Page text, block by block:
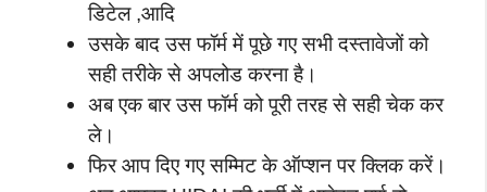
डिटेल ,आदि
उसके बाद उस फॉर्म में पूछे गए सभी दस्तावेजों को
सही तरीके से अपलोड करना है।
अब एक बार उस फॉर्म को पूरी तरह से सही चेक कर
ले।
फिर आप दिए गए सम्मिट के ऑप्शन पर क्लिक करें।